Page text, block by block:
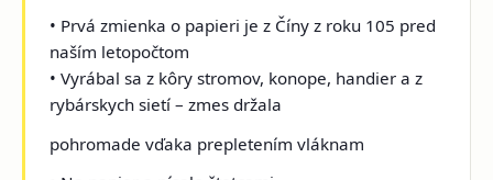
• Prvá zmienka o papieri je z Číny z roku 105 pred
naším letopočtom
• Vyrábal sa z kôry stromov, konope, handier a z
rybárskych sietí – zmes držala
pohromade vďaka prepletením vláknam